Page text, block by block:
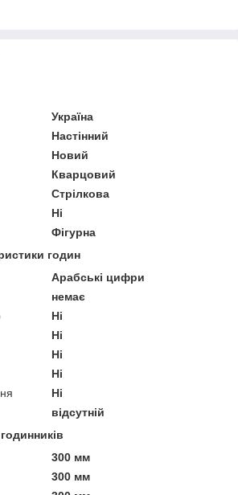
Україна
Настінний
Новий
Кварцовий
Стрілкова
Ні
Фігурна
годин
Арабські цифри
немає
Ні
Ні
Ні
Ні
Ні
відсутній
300 мм
300 мм